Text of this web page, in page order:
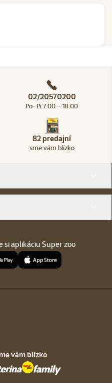
02/20570200
Po–Pi 7:00 – 18:00
82 predajní
sme vám blízko
si aplikáciu Super zoo
vám blízko